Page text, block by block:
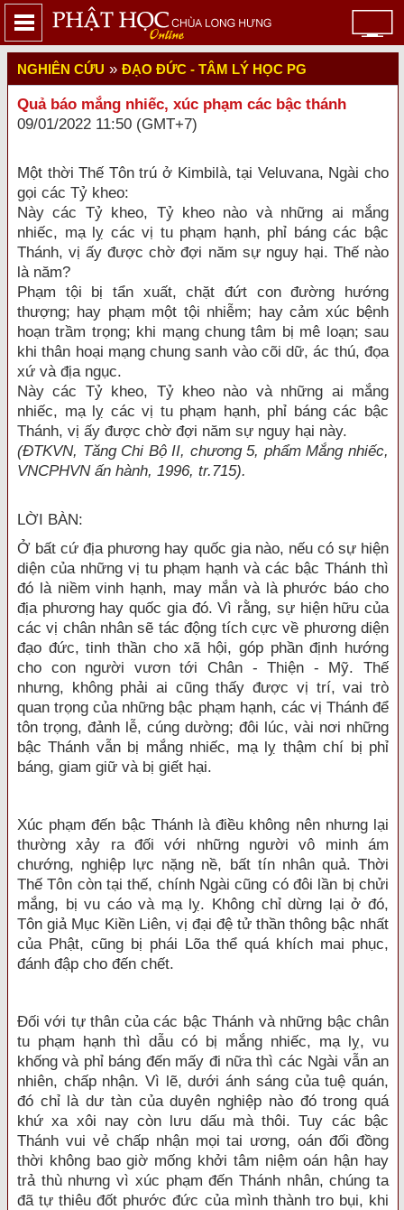
NGHIÊN CỨU » ĐẠO ĐỨC - TÂM LÝ HỌC PG
Quả báo mắng nhiếc, xúc phạm các bậc thánh
09/01/2022 11:50 (GMT+7)
Một thời Thế Tôn trú ở Kimbilà, tại Veluvana, Ngài cho
gọi các Tỷ kheo:
Này các Tỷ kheo, Tỷ kheo nào và những ai mắng
nhiếc, mạ lỵ các vị tu phạm hạnh, phỉ báng các bậc
Thánh, vị ấy được chờ đợi năm sự nguy hại. Thế nào
là năm?
Phạm tội bị tẩn xuất, chặt đứt con đường hướng
thượng; hay phạm một tội nhiễm; hay cảm xúc bệnh
hoạn trầm trọng; khi mạng chung tâm bị mê loạn; sau
khi thân hoại mạng chung sanh vào cõi dữ, ác thú, đọa
xứ và địa ngục.
Này các Tỷ kheo, Tỷ kheo nào và những ai mắng
nhiếc, mạ lỵ các vị tu phạm hạnh, phỉ báng các bậc
Thánh, vị ấy được chờ đợi năm sự nguy hại này.
(ĐTKVN, Tăng Chi Bộ II, chương 5, phẩm Mắng nhiếc,
VNCPHVN ấn hành, 1996, tr.715).
LỜI BÀN:
Ở bất cứ địa phương hay quốc gia nào, nếu có sự hiện
diện của những vị tu phạm hạnh và các bậc Thánh thì
đó là niềm vinh hạnh, may mắn và là phước báo cho
địa phương hay quốc gia đó. Vì rằng, sự hiện hữu của
các vị chân nhân sẽ tác động tích cực về phương diện
đạo đức, tinh thần cho xã hội, góp phần định hướng
cho con người vươn tới Chân - Thiện - Mỹ. Thế
nhưng, không phải ai cũng thấy được vị trí, vai trò
quan trọng của những bậc phạm hạnh, các vị Thánh để
tôn trọng, đảnh lễ, cúng dường; đôi lúc, vài nơi những
bậc Thánh vẫn bị mắng nhiếc, mạ lỵ thậm chí bị phỉ
báng, giam giữ và bị giết hại.
Xúc phạm đến bậc Thánh là điều không nên nhưng lại
thường xảy ra đối với những người vô minh ám
chướng, nghiệp lực nặng nề, bất tín nhân quả. Thời
Thế Tôn còn tại thế, chính Ngài cũng có đôi lần bị chửi
mắng, bị vu cáo và mạ lỵ. Không chỉ dừng lại ở đó,
Tôn giả Mục Kiền Liên, vị đại đệ tử thần thông bậc nhất
của Phật, cũng bị phái Lõa thể quá khích mai phục,
đánh đập cho đến chết.
Đối với tự thân của các bậc Thánh và những bậc chân
tu phạm hạnh thì dẫu có bị mắng nhiếc, mạ lỵ, vu
khống và phỉ báng đến mấy đi nữa thì các Ngài vẫn an
nhiên, chấp nhận. Vì lẽ, dưới ánh sáng của tuệ quán,
đó chỉ là dư tàn của duyên nghiệp nào đó trong quá
khứ xa xôi nay còn lưu dấu mà thôi. Tuy các bậc
Thánh vui vẻ chấp nhận mọi tai ương, oán đối đồng
thời không bao giờ mống khởi tâm niệm oán hận hay
trả thù nhưng vì xúc phạm đến Thánh nhân, chúng ta
đã tự thiêu đốt phước đức của mình thành tro bụi, khi